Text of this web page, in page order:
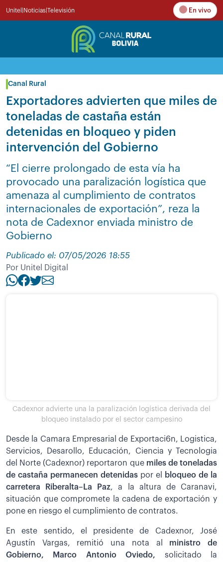
Unitel Noticias Televisión En vivo
Canal Rural
Exportadores advierten que miles de
toneladas de castaña están
detenidas en bloqueo y piden
intervención del Gobierno
“El cierre prolongado de esta vía ha
provocado una paralización logística que
amenaza al cumplimiento de contratos
internacionales de exportación”, reza la
nota de Cadexnor enviada ministro de
Gobierno
Publicado el: 07/05/2026 18:55
Por Unitel Digital
Cadexnor advierte una la paralización logística derivada del
bloqueo instalado por el sector campesino
Desde la Camara Empresarial de Exportaci6n, Logistica,
Servicios, Desarollo, Educación, Ciencia y Tecnologia
del Norte (Cadexnor) reportaron que miles de toneladas
de castaña permanecen detenidas por el
bloqueo de la
carretera Riberalta–La Paz, a la altura de Caranavi,
situación que compromete la cadena de exportación y
pone en riesgo el cumplimiento de contratos.
En este sentido, el presidente de Cadexnor, José
Agustín Vargas, remitió una nota al ministro de
Gobierno, Marco Antonio Oviedo, solicitado la